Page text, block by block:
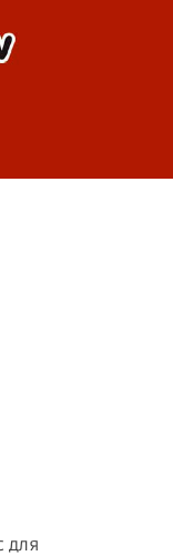
для